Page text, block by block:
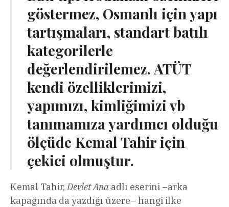
göstermez, Osmanlı için yapı
tartışmaları, standart batılı
kategorilerle
değerlendirilemez. ATÜT
kendi özelliklerimizi,
yapımızı, kimliğimizi vb
tanımamıza yardımcı olduğu
ölçüde Kemal Tahir için
çekici olmuştur.
Kemal Tahir,Devlet Ana adlı eserini –arka
kapağında da yazdığı üzere– hangi ilke